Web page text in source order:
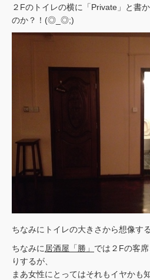
２Fのトイレの横に「Private」と書
のか？！(◎_◎;)
ちなみにトイレの大きさから想像す
ちなみに 居酒屋「勝」 では２Fの客
りするが、
まあ女性にとってはそれもイヤかも